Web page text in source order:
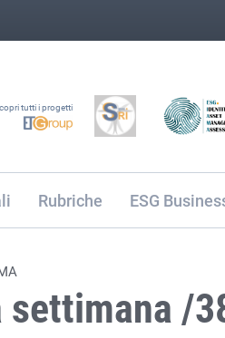
tutti i progetti
Rubriche ESG
settimana /